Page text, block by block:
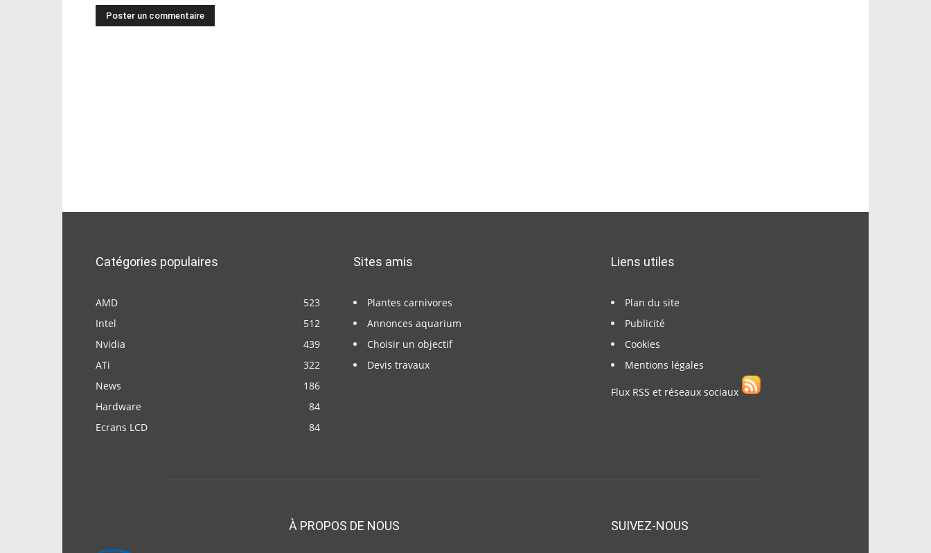
Catégories populaires
AMD
523
Intel
512
Nvidia
439
ATi
322
News
186
Hardware
84
Ecrans LCD
84
Sites amis
Plantes carnivores
Annonces aquarium
Choisir un objectif
Devis travaux
Liens utiles
Plan du site
Publicité
Cookies
Mentions légales
Flux RSS et réseaux sociaux
À PROPOS DE NOUS SUIVEZ-NOUS